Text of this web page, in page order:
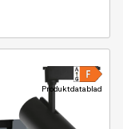
Produktdatablad